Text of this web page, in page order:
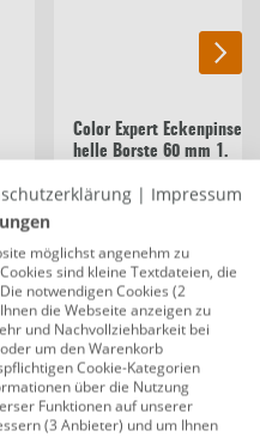
Color Expert Eckenpinsel
helle Borste 60 mm 1.
8,19 €
matt deep lake
| Impressum
möglichst angenehm zu
sind kleine Textdateien, die
notwendigen Cookies (2
die Webseite anzeigen zu
und Nachvollziehbarkeit bei
um den Warenkorb
Cookie-Kategorien
über die Nutzung
Funktionen auf unserer
(3 Anbieter) und um Ihnen